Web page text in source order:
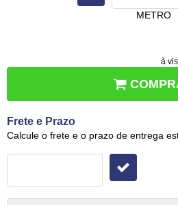
METRO
à
Frete e Prazo
Calcule o frete e o prazo de entrega